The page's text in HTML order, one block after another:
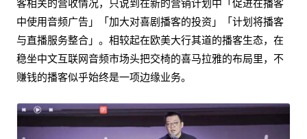
客相关的营收情况，只说到在新的营销计划中「促进在播客
中使用音频广告」「加大对喜剧播客的投资」「计划将播客
与直播服务整合」。相较起在欧美大行其道的播客生态，在
稳坐中文互联网音频市场头把交椅的喜马拉雅的布局里，不
赚钱的播客似乎始终是一项边缘业务。